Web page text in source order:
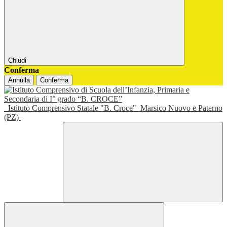
Chiudi
Conferma
Annulla Conferma
Istituto Comprensivo Statale "B. Croce" Marsico Nuovo e Paterno
(PZ)